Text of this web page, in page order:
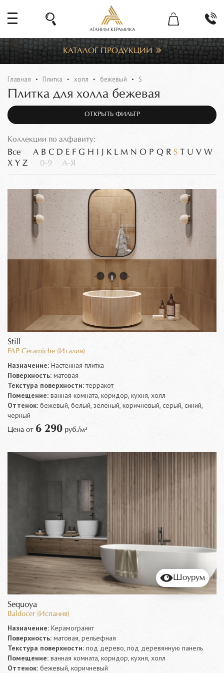
АГАНИМ КЕРАМИКА
КАТАЛОГ ПРОДУКЦИИ
Главная Плитка холл бежевый S
Плитка для холла бежевая
ОТКРЫТЬ ФИЛЬТР
Коллекции по алфавиту:
Все A B C D E F G H J K L M N O P Q R S T U V W
X Y Z 0-9 А-Я
Still
FAP Ceramiche (Италия)
Назначение: Настенная плитка
Поверхность: матовая
Текстура поверхности:терракот
Помещение: ванная комната, коридор, кухня, холл
Оттенок: бежевый, белый, зеленый, коричневый, серый, синий,
черный
Цена от 6 290 руб./м²
Шоурум
Sequoya
Baldocer (Испания)
Назначение: Керамогранит
Поверхность: матовая, рельефная
Текстура поверхности: под дерево, под деревянную панель
Помещение: ванная комната, коридор, кухня, холл
Оттенок: бежевый, коричневый